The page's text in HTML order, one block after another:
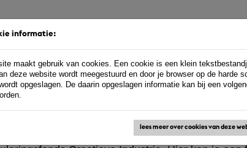
informatie:
maakt gebruik van cookies. Een cookie is een klein
deze website wordt meegestuurd en door je browser op de harde
opgeslagen. De daarin opgeslagen informatie kan bij een
lees meer over cookies van deze